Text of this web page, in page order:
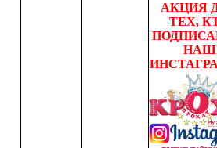
АКЦИЯ
ТЕХ,
НАШ